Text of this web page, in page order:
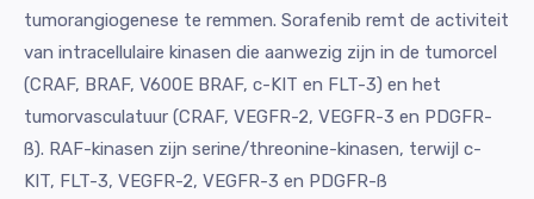
tumorangiogenese te remmen. Sorafenib remt de activiteit
van intracellulaire kinasen die aanwezig zijn in de tumorcel
(CRAF, BRAF, V600E BRAF, c-KIT en FLT-3) en het
tumorvasculatuur (CRAF, VEGFR-2, VEGFR-3 en PDGFR-
ß). RAF-kinasen zijn serine/threonine-kinasen, terwijl c-
KIT, FLT-3, VEGFR-2, VEGFR-3 en PDGFR-ß